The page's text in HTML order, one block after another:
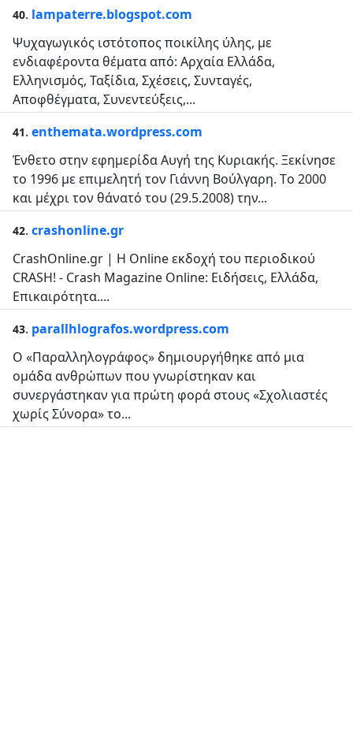
40. lampaterre.blogspot.com
Ψυχαγωγικός ιστότοπος ποικίλης ύλης, με
ενδιαφέροντα θέματα από: Αρχαία Ελλάδα,
Ελληνισμός, Ταξίδια, Σχέσεις, Συνταγές,
Αποφθέγματα, Συνεντεύξεις,...
41. enthemata.wordpress.com
Ένθετο στην εφημερίδα Αυγή της Κυριακής. Ξεκίνησε
το 1996 με επιμελητή τον Γιάννη Βούλγαρη. Tο 2000
και μέχρι τον θάνατό του (29.5.2008) την...
42. crashonline.gr
CrashOnline.gr | Η Online εκδοχή του περιοδικού
CRASH! - Crash Magazine Online: Ειδήσεις, Ελλάδα,
Επικαιρότητα....
43. parallhlografos.wordpress.com
Ο «Παραλληλογράφος» δημιουργήθηκε από μια
ομάδα ανθρώπων που γνωρίστηκαν και
συνεργάστηκαν για πρώτη φορά στους «Σχολιαστές
χωρίς Σύνορα» το...